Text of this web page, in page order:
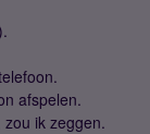
afspelen.
ik zeggen.